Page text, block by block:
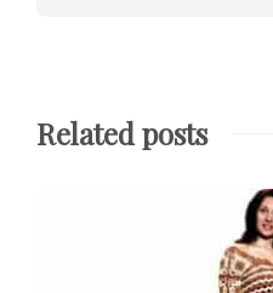
Related posts